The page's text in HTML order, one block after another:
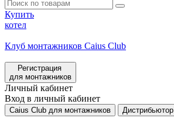
Купить
котел
Клуб монтажников Caius Club
Регистрация
для монтажников
Личный кабинет
Вход в личный кабинет
Caius Club для монтажников Дистрибьютор